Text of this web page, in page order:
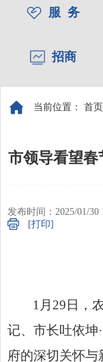
服 务
招商
当前位置： 首页
市领导看望
发布时间：2025/01/30
[打印]
1月29日，
记、市长吐依坤
府的深切关怀